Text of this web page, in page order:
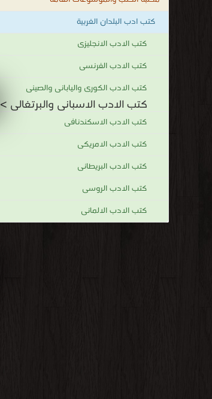
كتب ادب البلدان الغربية
كتب الادب الانجليزى
كتب الادب الفرنسى
كتب الادب الكورى واليابانى والصينى
كتب الادب الاسبانى والبرتغالى >
كتب الادب الاسكندنافى
كتب الادب الامريكى
كتب الادب البريطانى
كتب الادب الروسى
كتب الادب الالمانى